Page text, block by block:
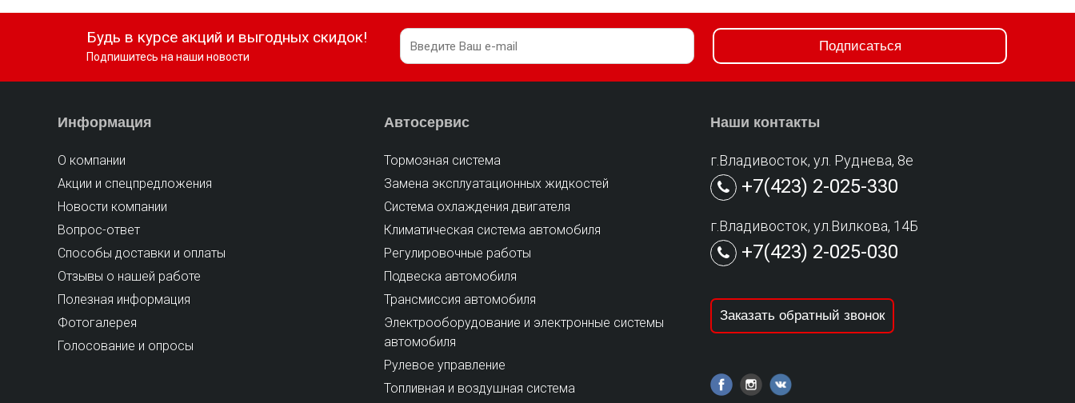
Будь в курсе акций и выгодных скидок!
Подпишитесь на наши новости
Подписаться
Информация
О компании
Акции и спецпредложения
Новости компании
Вопрос-ответ
Способы доставки и оплаты
Отзывы о нашей работе
Полезная информация
Фотогалерея
Голосование и опросы
Автосервис
Тормозная система
Замена эксплуатационных жидкостей
Cистема охлаждения двигателя
Климатическая система автомобиля
Регулировочные работы
Подвеска автомобиля
Трансмиссия автомобиля
Электрооборудование и электронные системы
автомобиля
Рулевое управление
Топливная и воздушная система
Наши контакты
г.Владивосток, ул. Руднева, 8е
+7(423) 2-025-330
г.Владивосток, ул.Вилкова, 14Б
+7(423) 2-025-030
Заказать обратный звонок